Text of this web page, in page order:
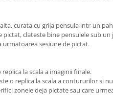
curata cu grija pensula intr-un
pictat, clateste bine pensulele sub
urmatoarea sesiune de pictat.
la scala a imaginii finale.
o replica la scala a contururilor si
zonele deja pictate sau care